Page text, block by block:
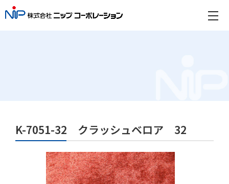
K-7051-32 クラッシュベロア 32